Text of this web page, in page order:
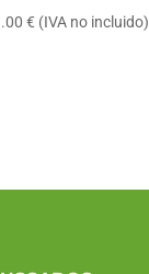
€ (IVA no incluido)